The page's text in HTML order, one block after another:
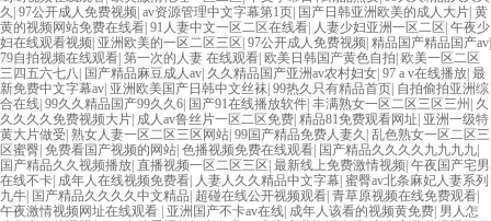
久 | 97公开成人免费视频| av资源管理中文字幕第1页| 国产日韩亚洲欧美的成人大片| 黄
黄的视频网站免费在线看| 91人妻中文一区二区在线看| 人妻少妇亚洲一区二区| 午夜少
妇在线观看视频| 亚洲欧美的一区二区三区| 97公开成人免费视频| 精品国产精品国产av|
79自拍视频在线观看| 第一次的人妻 在线观看| 欧美日韩国产黄色自拍| 欧美一区二区
三四五六七八| 国产精品麻豆成人av| 久久精品国产亚洲av农村妇女| 97 a v在线播放| 最
新免费中文字幕av| 亚洲欧美国产日韩中文丝袜| 99热久只有精品首页| 自拍偷拍亚洲综
合在线| 99久久精品国产99久久6| 国产91在线播放软件| 丰满熟女一区二区三区三州 | 久
久久久久免费视频大片| 成人av鲁丝片一区二区免费| 精品81免费观看网址| 亚洲一级特
黄大片做受| 熟女人妻一区二区三区网站| 99国产精品免费人妻久 | 乱色熟女一区二区三
区蜜臀| 免费看国产视频的网站| 色播视频免费在线观看| 国产精品久久久久九九九九|
国产精品久久视频播放| 直播视频一区二区三区| 最新线上免费激情视频| 午夜国产宅男
在线不卡| 成年人在线视频免费看| 人妻人久久精品中文字幕| 蜜臀av北条麻妃人妻系列
九牛| 国产精品久久久久中文精品| 超碰在线公开视频观看| 青草原视频在线免费观看|
午夜激情视频网址在线观看 | 亚洲国产不卡av在线| 成年人该看的视频黄免费| 男人怎